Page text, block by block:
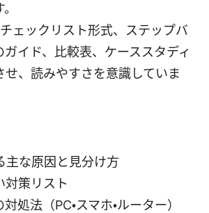
ェックリスト形式、ステップバ
ガイド、比較表、ケーススタディ
せ、読みやすさを意識していま
主な原因と見分け方
対策リスト
処法（PC・スマホ・ルーター）